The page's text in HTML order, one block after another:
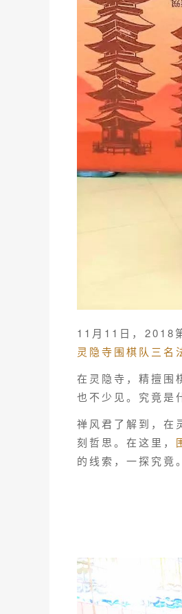
11月11日， 2018
灵隐寺围棋队三名
在灵隐寺，精擅围
也不少见。究竟是
禅风君了解到，在
刻哲思。在这里，
的线索，一探究竟。